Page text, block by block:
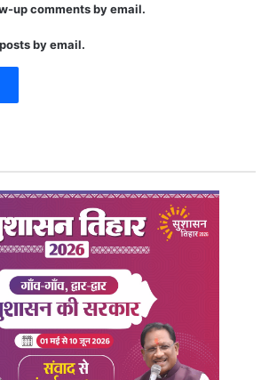
up comments by email.
by email.